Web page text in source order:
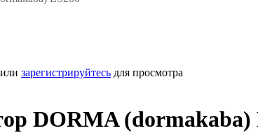
или зарегистрируйтесь для просмотра
DORMA (dormakaba)